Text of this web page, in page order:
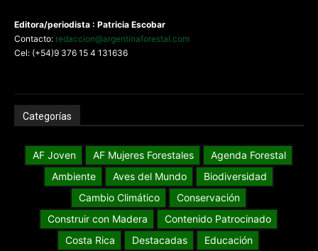
Editora/periodista : Patricia Escobar
Contacto: redaccion@argentinaforestal.com
Cel: (+54)9 376 15 4 131636
Categorías
AF Joven AF Mujeres Forestales
Agenda Forestal
Ambiente
Aves del Mundo
Biodiversidad
Cambio Climático
Conservación
Construir con Madera
Contenido Patrocinado
Costa Rica
Destacadas
Educación